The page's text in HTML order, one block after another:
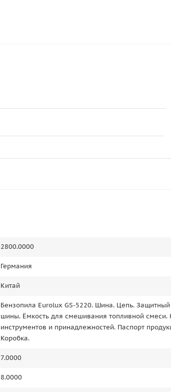
2800.0000
Германия
Китай
Бензопила Eurolux GS-5220. Шина. Цепь.
шины. Ёмкость для смешивания топливной смеси.
инструментов и принадлежностей. Паспорт
Коробка.
7.0000
8.0000